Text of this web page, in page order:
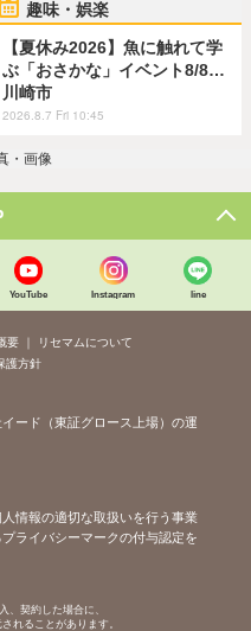
趣味・娯楽
【夏休み2026】魚に触れて学
ぶ「おさかな」イベント8/8…
川崎市
2026.8.7 Fri 10:45
・画像
YouTube Instagram line
要
リセマムについて
護方針
ード（東証グロース上場）の運
情報の適切な取扱いを行う事業
ライバシーマークの付与認定を
、契約した場合に、
れることがあります。